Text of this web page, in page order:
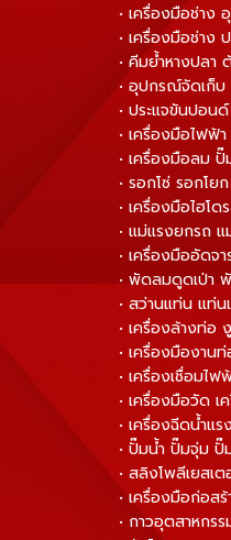
• เครื่องมือช่าง
• เครื่องมือช่าง
• คีมย้ำหางปลา
• อุปกรณ์จัดเก็บ
• ประแจขันปอน
• เครื่องมือไฟฟ้
• เครื่องมือลม
• รอกโซ่ รอกโ
• เครื่องมือไฮโ
• แม่แรงยกรถ แ
• เครื่องมืออัดจ
• พัดลมดูดเป่า
• สว่านแท่น แท่น
• เครื่องล้างท่อ
• เครื่องมืองา
• เครื่องเชื่อมไ
• เครื่องมือวัด
• เครื่องฉีดน้ำแ
• ปั๊มน้ำ ปั๊มจุ่ม
• สลิงโพลีเยสเ
• เครื่องมือก่อสร้
• กาวอุตสาหกรร